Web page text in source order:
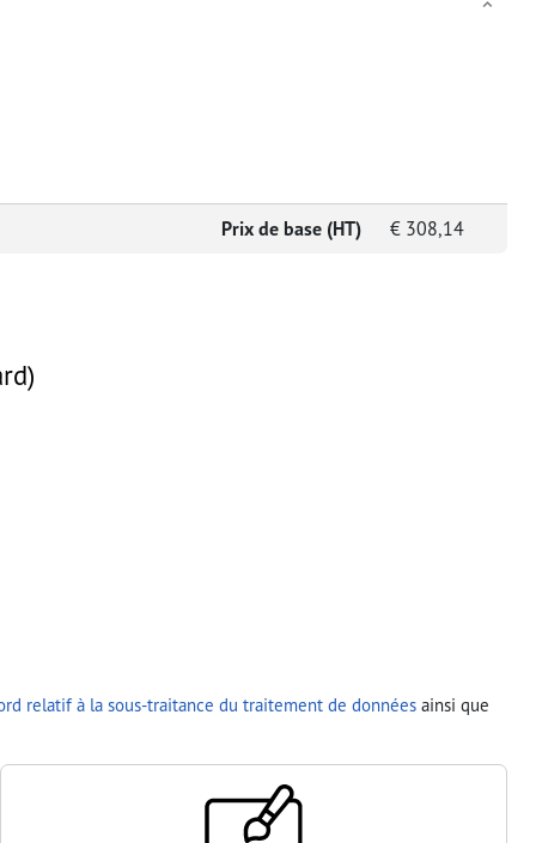
Prix de base (HT) € 308,14
relatif à la sous-traitance du traitement de données ainsi que